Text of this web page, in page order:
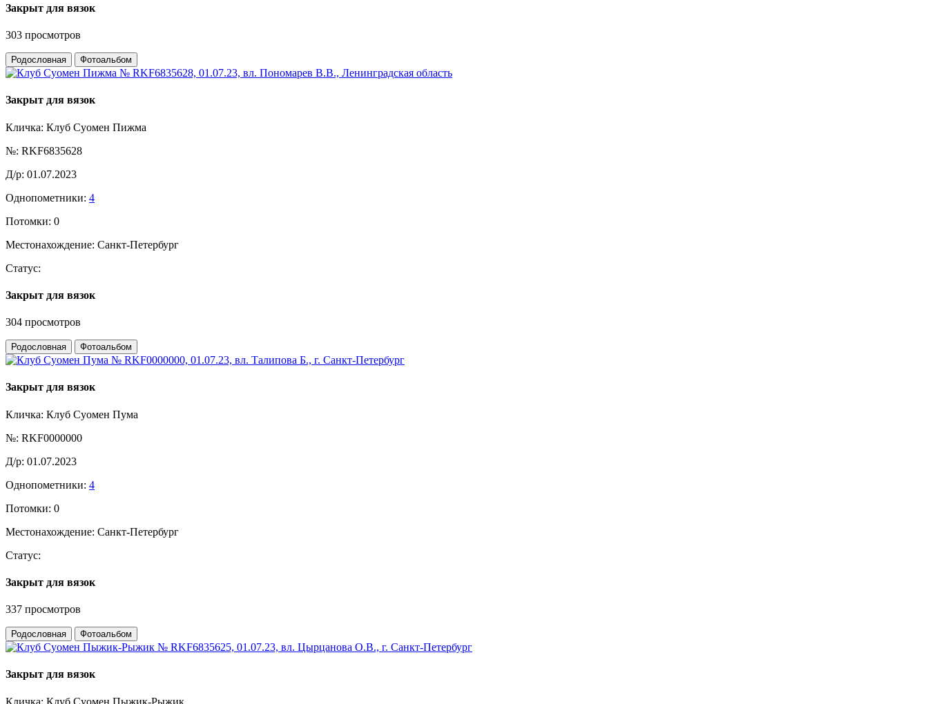
Закрыт для вязок
303 просмотров
Родословная Фотоальбом
Закрыт для вязок
Кличка: Клуб Суомен Пижма
№: RKF6835628
Д/р: 01.07.2023
Однопометники: 4
Потомки: 0
Местонахождение: Санкт-Петербург
Статус:
Закрыт для вязок
304 просмотров
Родословная Фотоальбом
Закрыт для вязок
Кличка: Клуб Суомен Пума
№: RKF0000000
Д/р: 01.07.2023
Однопометники: 4
Потомки: 0
Местонахождение: Санкт-Петербург
Статус:
Закрыт для вязок
337 просмотров
Родословная Фотоальбом
Закрыт для вязок
Кличка: Клуб Суомен Пыжик-Рыжик